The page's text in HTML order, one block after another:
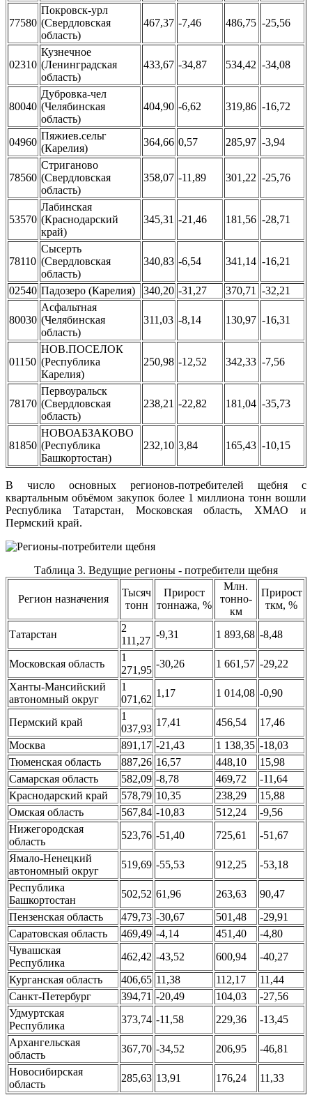
77580
Покровск-урл
(Свердловская
область)
467,37 -7,46 486,75 -25,56
02310
Кузнечное
(Ленинградская
область)
433,67 -34,87 534,42 -34,08
80040
Дубровка-чел
(Челябинская
область)
404,90 -6,62 319,86 -16,72
04960
Пяжиев.сельг
(Карелия)
364,66 0,57 285,97 -3,94
78560
Стриганово
(Свердловская
область)
358,07 -11,89 301,22 -25,76
53570
Лабинская
(Краснодарский
край)
345,31 -21,46 181,56 -28,71
78110
Сысерть
(Свердловская
область)
340,83 -6,54 341,14 -16,21
02540 Падозеро (Карелия) 340,20 -31,27 370,71 -32,21
80030
Асфальтная
(Челябинская
область)
311,03 -8,14 130,97 -16,31
01150
НОВ.ПОСЕЛОК
(Республика
Карелия)
250,98 -12,52 342,33 -7,56
78170
Первоуральск
(Свердловская
область)
238,21 -22,82 181,04 -35,73
81850
НОВОАБЗАКОВО
(Республика
Башкортостан)
232,10 3,84 165,43 -10,15
В число основных регионов-потребителей щебня с
квартальным объёмом закупок более 1 миллиона тонн вошли
Республика Татарстан, Московская область, ХМАО и
Пермский край.
Таблица 3. Ведущие регионы - потребители щебня
Регион назначения
Тысяч
тонн
Прирост
тоннажа, %
Млн.
тонно-
км
Прирост
ткм, %
Татарстан
2
111,27
-9,31 1 893,68 -8,48
Московская область
1
271,95
-30,26 1 661,57 -29,22
Ханты-Мансийский
автономный округ
1
071,62
1,17 1 014,08 -0,90
Пермский край
1
037,93
17,41 456,54
17,46
Москва
891,17 -21,43 1 138,35 -18,03
Тюменская область
887,26 16,57 448,10
15,98
Самарская область
582,09 -8,78 469,72
-11,64
Краснодарский край
578,79 10,35 238,29
15,88
Омская область
567,84 -10,83 512,24
-9,56
Нижегородская
область
523,76 -51,40 725,61
-51,67
Ямало-Ненецкий
автономный округ
519,69 -55,53 912,25
-53,18
Республика
Башкортостан
502,52 61,96 263,63
90,47
Пензенская область
479,73 -30,67 501,48
-29,91
Саратовская область
469,49 -4,14 451,40
-4,80
Чувашская
Республика
462,42 -43,52 600,94
-40,27
Курганская область
406,65 11,38 112,17
11,44
Санкт-Петербург
394,71 -20,49 104,03
-27,56
Удмуртская
Республика
373,74 -11,58 229,36
-13,45
Архангельская
область
367,70 -34,52 206,95
-46,81
Новосибирская
область
285,63 13,91 176,24 11,33